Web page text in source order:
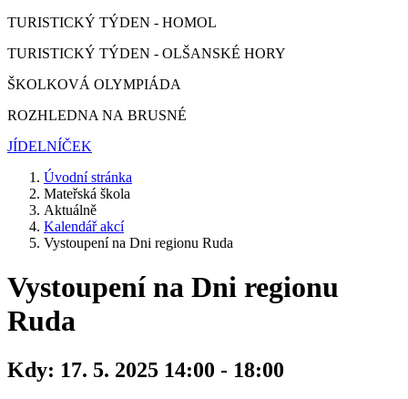
TURISTICKÝ TÝDEN - HOMOL
TURISTICKÝ TÝDEN - OLŠANSKÉ HORY
ŠKOLKOVÁ OLYMPIÁDA
ROZHLEDNA NA BRUSNÉ
JÍDELNÍČEK
Úvodní stránka
Mateřská škola
Aktuálně
Kalendář akcí
Vystoupení na Dni regionu Ruda
Vystoupení na Dni regionu
Ruda
Kdy: 17. 5. 2025 14:00 - 18:00